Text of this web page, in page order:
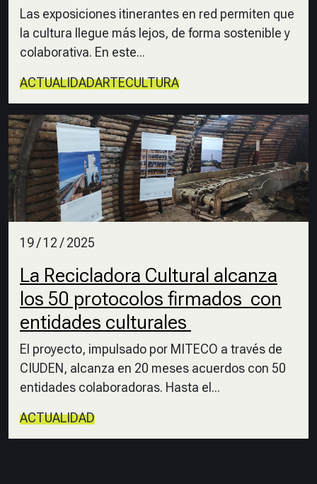
Las exposiciones itinerantes en red permiten que
la cultura llegue más lejos, de forma sostenible y
colaborativa. En este...
ACTUALIDADARTECULTURA
19 / 12 / 2025
La Recicladora Cultural alcanza
los 50 protocolos firmados con
entidades culturales
El proyecto, impulsado por MITECO a través de
CIUDEN, alcanza en 20 meses acuerdos con 50
entidades colaboradoras. Hasta el...
ACTUALIDAD